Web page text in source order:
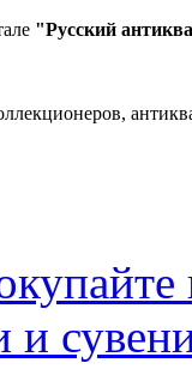
"Русский
и